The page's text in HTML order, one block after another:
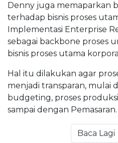
Denny juga memaparkan
terhadap bisnis proses
Implementasi Enterprise
sebagai backbone proses
bisnis proses utama
Hal itu dilakukan agar
menjadi transparan, mulai
budgeting, proses
sampai dengan Pemasaran.
Baca Lagi